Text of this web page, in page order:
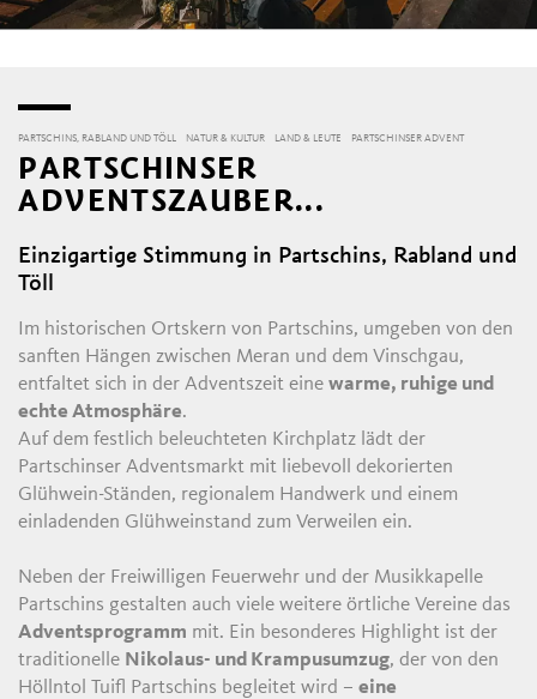
PARTSCHINS, RABLAND UND TÖLL NATUR & KULTUR LAND & LEUTE PARTSCHINSER ADVENT
PARTSCHINSER
ADVENTSZAUBER...
Einzigartige Stimmung in Partschins, Rabland und
Töll
Im historischen Ortskern von Partschins, umgeben von den
sanften Hängen zwischen Meran und dem Vinschgau,
entfaltet sich in der Adventszeit einewarme, ruhige und
echte Atmosphäre.
Auf dem festlich beleuchteten Kirchplatz lädt der
Partschinser Adventsmarkt mit liebevoll dekorierten
Glühwein-Ständen, regionalem Handwerk und einem
einladenden Glühweinstand zum Verweilen ein.
Neben der Freiwilligen Feuerwehr und der Musikkapelle
Partschins gestalten auch viele weitere örtliche Vereine das
Adventsprogramm mit. Ein besonderes Highlight ist der
traditionelle Nikolaus- und Krampusumzug, der von den
Höllntol Tuifl Partschins begleitet wird –eine